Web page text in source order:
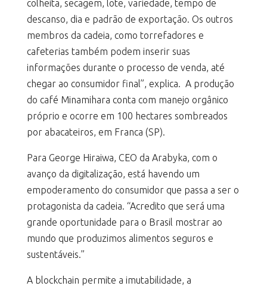
colheita, secagem, lote, variedade, tempo de
descanso, dia e padrão de exportação. Os outros
membros da cadeia, como torrefadores e
cafeterias também podem inserir suas
informações durante o processo de venda, até
chegar ao consumidor final”, explica. A produção
do café Minamihara conta com manejo orgânico
próprio e ocorre em 100 hectares sombreados
por abacateiros, em Franca (SP).
Para George Hiraiwa, CEO da Arabyka, com o
avanço da digitalização, está havendo um
empoderamento do consumidor que passa a ser o
protagonista da cadeia. “Acredito que será uma
grande oportunidade para o Brasil mostrar ao
mundo que produzimos alimentos seguros e
sustentáveis.”
A blockchain permite a imutabilidade, a